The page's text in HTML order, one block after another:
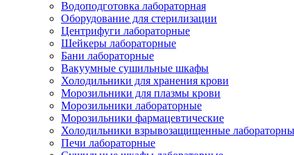
Водоподготовка лабораторная
Оборудование для стерилизации
Центрифуги лабораторные
Шейкеры лабораторные
Бани лабораторные
Вакуумные сушильные шкафы
Холодильники для хранения крови
Морозильники для плазмы крови
Морозильники лабораторные
Морозильники фармацевтические
Холодильники взрывозащищенные
Печи лабораторные